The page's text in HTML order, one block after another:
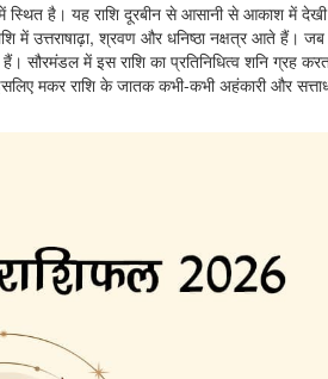
में स्थित है। यह राशि दूरबीन से आसानी से आकाश में
में उत्तराषाढ़ा, श्रवण और धनिष्ठा नक्षत्र आते हैं।
में इस राशि का प्रतिनिधित्व शनि ग्रह
मकर राशि के जातक कभी-कभी अहंकारी और